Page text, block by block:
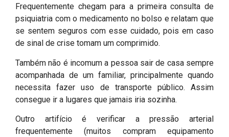
Frequentemente chegam para a primeira consulta de
psiquiatria com o medicamento no bolso e relatam que
se sentem seguros com esse cuidado, pois em caso
de sinal de crise tomam um comprimido.
Também não é incomum a pessoa sair de casa sempre
acompanhada de um familiar, principalmente quando
necessita fazer uso de transporte público. Assim
consegue ir a lugares que jamais iria sozinha.
Outro artifício é verificar a pressão arterial
frequentemente (muitos compram equipamento